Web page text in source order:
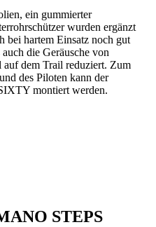
ein gummierter
wurden ergänzt
bei hartem Einsatz noch gut
die Geräusche von
auf dem Trail reduziert. Zum
des Piloten kann der
montiert werden.
STEPS